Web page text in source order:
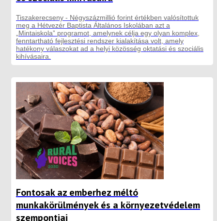
Tiszakerecseny - Négyszázmillió forint értékben valósítottuk
meg a Hétvezér Baptista Általános Iskolában azt a
„Mintaiskola” programot, amelynek célja egy olyan komplex,
fenntartható fejlesztési rendszer kialakítása volt, amely
hatékony válaszokat ad a helyi közösség oktatási és szociális
kihívásaira.
Fontosak az emberhez méltó
munkakörülmények és a környezetvédelem
szempontjai